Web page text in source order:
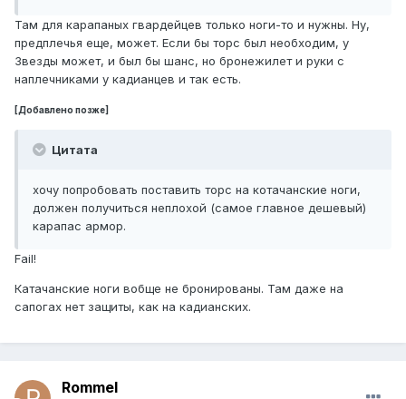
Там для карапаных гвардейцев только ноги-то и нужны. Ну,
предплечья еще, может. Если бы торс был необходим, у
Звезды может, и был бы шанс, но бронежилет и руки с
наплечниками у кадианцев и так есть.
[Добавлено позже]
Цитата
хочу попробовать поставить торс на котачанские ноги,
должен получиться неплохой (самое главное дешевый)
карапас армор.
Fail!
Катачанские ноги вобще не бронированы. Там даже на
сапогах нет защиты, как на кадианских.
Rommel